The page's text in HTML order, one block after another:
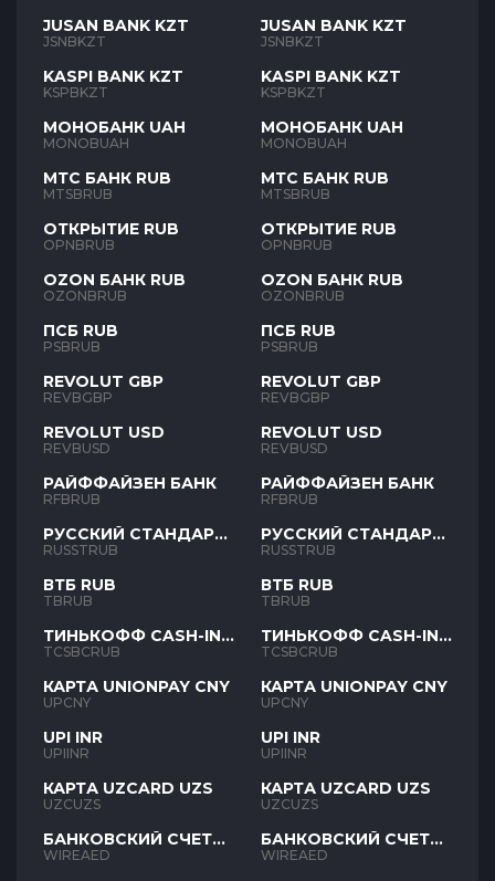
JUSAN BANK KZT
JSNBKZT
KASPI BANK KZT
KSPBKZT
МОНОБАНК UAH
MONOBUAH
МТС БАНК RUB
MTSBRUB
ОТКРЫТИЕ RUB
OPNBRUB
OZON БАНК RUB
OZONBRUB
ПСБ RUB
PSBRUB
REVOLUT GBP
REVBGBP
REVOLUT USD
REVBUSD
РАЙФФАЙЗЕН БАНК
RFBRUB
РУССКИЙ СТАНДАРТ
RUB
RUSSTRUB
ВТБ RUB
TBRUB
ТИНЬКОФФ CASH-IN
RUB
TCSBCRUB
КАРТА UNIONPAY CNY
UPCNY
UPI INR
UPIINR
КАРТА UZCARD UZS
UZCUZS
БАНКОВСКИЙ СЧЕТ
AED
WIREAED
JUSAN BANK KZT
JSNBKZT
KASPI BANK KZT
KSPBKZT
МОНОБАНК UAH
MONOBUAH
МТС БАНК RUB
MTSBRUB
ОТКРЫТИЕ RUB
OPNBRUB
OZON БАНК RUB
OZONBRUB
ПСБ RUB
PSBRUB
REVOLUT GBP
REVBGBP
REVOLUT USD
REVBUSD
РАЙФФАЙЗЕН БАНК
RFBRUB
РУССКИЙ СТАНДАРТ
RUB
RUSSTRUB
ВТБ RUB
TBRUB
ТИНЬКОФФ CASH-IN
RUB
TCSBCRUB
КАРТА UNIONPAY CNY
UPCNY
UPI INR
UPIINR
КАРТА UZCARD UZS
UZCUZS
БАНКОВСКИЙ СЧЕТ
AED
WIREAED